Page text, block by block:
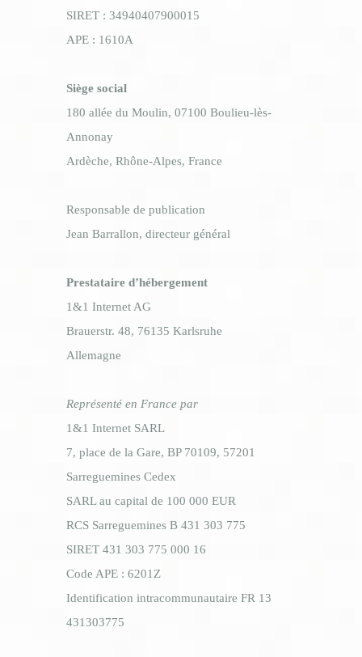
​SIRET : 34940407900015
​APE : 1610A
Siège social
​180 allée du Moulin, 07100 Boulieu-lès-
Annonay
​Ardèche, Rhône-Alpes, France
Responsable de publication
Jean Barrallon, directeur général
Prestataire d’hébergement
1&1 Internet AG
Brauerstr. 48, 76135 Karlsruhe
Allemagne
Représenté en France par
​1&1 Internet SARL
​7, place de la Gare, BP 70109, 57201
Sarreguemines Cedex
​SARL au capital de 100 000 EUR
​RCS Sarreguemines B 431 303 775
​SIRET 431 303 775 000 16
​Code APE : 6201Z
​Identification intracommunautaire FR 13
431303775